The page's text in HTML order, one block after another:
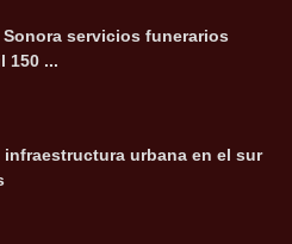
Sonora servicios funerarios
150 ...
infraestructura urbana en el sur